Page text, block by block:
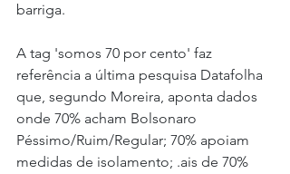
barriga.
A tag 'somos 70 por cento' faz
referência a última pesquisa Datafolha
que, segundo Moreira, aponta dados
onde 70% acham Bolsonaro
Péssimo/Ruim/Regular; 70% apoiam
medidas de isolamento; .ais de 70%